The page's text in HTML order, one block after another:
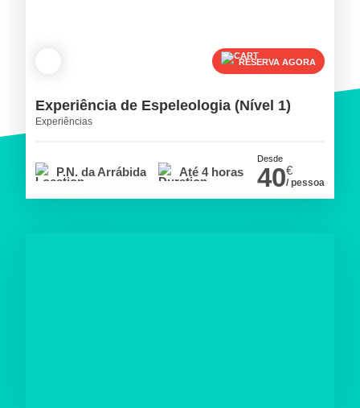
RESERVA AGORA
Experiência de Espeleologia (Nível 1)
Experiências
P.N. da Arrábida Até 4 horas
Desde
40€
/ pessoa